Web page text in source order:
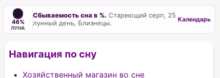
46%
ЛУНА
Сбываемость сна в %. Стареющий серп, 25
лунный день, Близнецы.
Календарь
Навигация по сну
Хозяйственный магазин во сне